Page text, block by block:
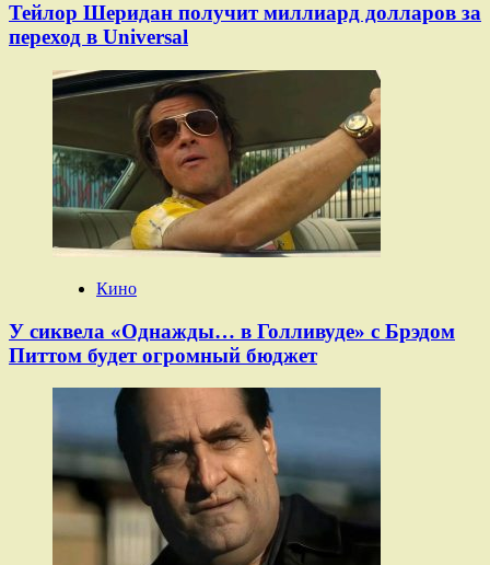
Тейлор Шеридан получит миллиард долларов за
переход в Universal
Кино
У сиквела «Однажды… в Голливуде» с Брэдом
Питтом будет огромный бюджет